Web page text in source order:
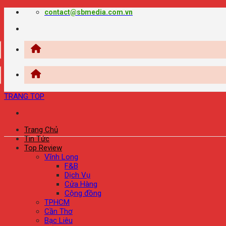
Chuyển
contact@sbmedia.com.vn
TRANG TOP
Trang Chủ
Tin Tức
Top Review
Vĩnh Long
F&B
Dịch Vụ
Cửa Hàng
Cộng đồng
TPHCM
Cần Thơ
Bạc Liêu